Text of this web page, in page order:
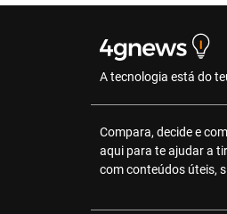
A tecnologia está do
Compara, decide e
aqui para te ajudar a
com conteúdos úteis,